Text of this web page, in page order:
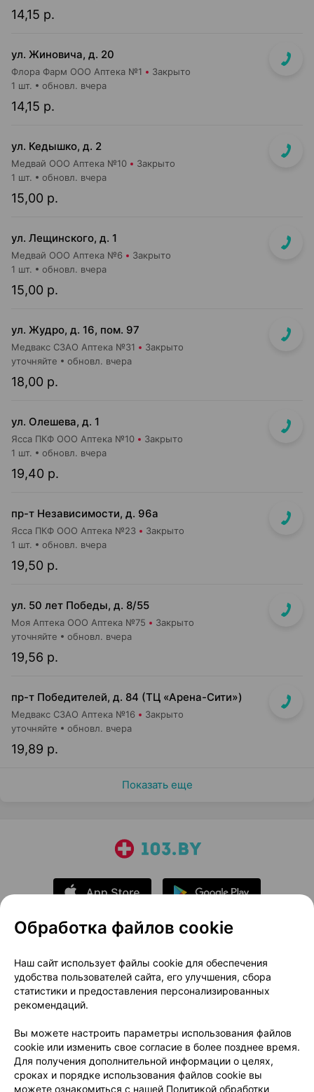
14,15 р.
ул. Жиновича, д. 20
Флора Фарм ООО Аптека №1 Закрыто
14,15 р.
1 шт. обновл. вчера
ул. Кедышко, д. 2
Медвай ООО Аптека №10 Закрыто
15,00 р.
1 шт. обновл. вчера
ул. Лещинского, д. 1
Медвай ООО Аптека №6 Закрыто
15,00 р.
1 шт. обновл. вчера
ул. Жудро, д. 16, пом. 97
Медвакс СЗАО Аптека №31 Закрыто
18,00 р.
уточняйте обновл. вчера
ул. Олешева, д. 1
Ясса ПКФ ООО Аптека №10 Закрыто
19,40 р.
1 шт. обновл. вчера
пр-т Независимости, д. 96а
Ясса ПКФ ООО Аптека №23 Закрыто
19,50 р.
1 шт. обновл. вчера
ул. 50 лет Победы, д. 8/55
Моя Аптека ООО Аптека №75 Закрыто
19,56 р.
уточняйте обновл. вчера
пр-т Победителей, д. 84 (ТЦ «Арена-Сити»)
Медвакс СЗАО Аптека №16 Закрыто
19,89 р.
уточняйте обновл. вчера
Показать еще
О проекте
Новости проекта
Размещение рекламы
Медицинский маркетинг
Публичный договор
Доставка
Способы оплаты
Вакансии
Партнеры
Написать руководителю 103.by
Написать в поддержку
Обработка файлов cookie
Наш сайт использует файлы cookie для обеспечения
удобства пользователей сайта, его улучшения, сбора
статистики и предоставления персонализированных
рекомендаций.
Вы можете настроить параметры использования файлов
cookie или изменить свое согласие в более позднее время.
Для получения дополнительной информации о целях,
сроках и порядке использования файлов cookie вы
можете ознакомиться с нашей Политикой обработки